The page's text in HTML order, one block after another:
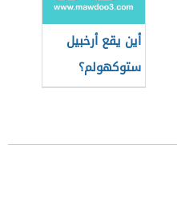
أين يقع أرخبيل
ستوكهولم؟